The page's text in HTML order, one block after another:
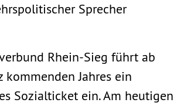
Sprecher
Rhein-Sieg führt ab
kommenden Jahres ein
Sozialticket ein. Am heutigen